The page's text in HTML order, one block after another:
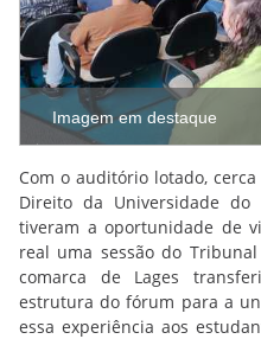
Imagem em destaque
Com o auditório lotado,
Direito da Universidade do
tiveram a oportunidade de
real uma sessão do
comarca de Lages
estrutura do fórum para a
essa experiência aos